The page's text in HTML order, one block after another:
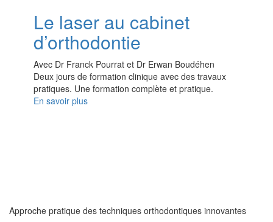
Le laser au cabinet
d’orthodontie
Avec Dr Franck Pourrat et Dr Erwan Boudéhen
Deux jours de formation clinique avec des travaux
pratiques. Une formation complète et pratique.
En savoir plus
Approche pratique des techniques orthodontiques innovantes